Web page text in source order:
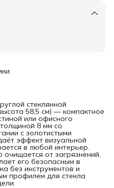
стеклянной
58,5 см) — компактное
или офисного
8 мм со
с золотистыми
эффект визуальной
в любой интерьер.
очищается от загрязнений,
его безопасным в
без инструментов и
профилем для стекла